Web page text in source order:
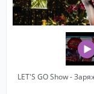
LET'S GO Show -